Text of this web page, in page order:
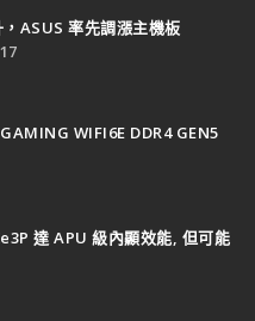
ASUS 率先調漲主機板
WIFI6E DDR4 GEN5
達 APU 級內顯效能, 但可能